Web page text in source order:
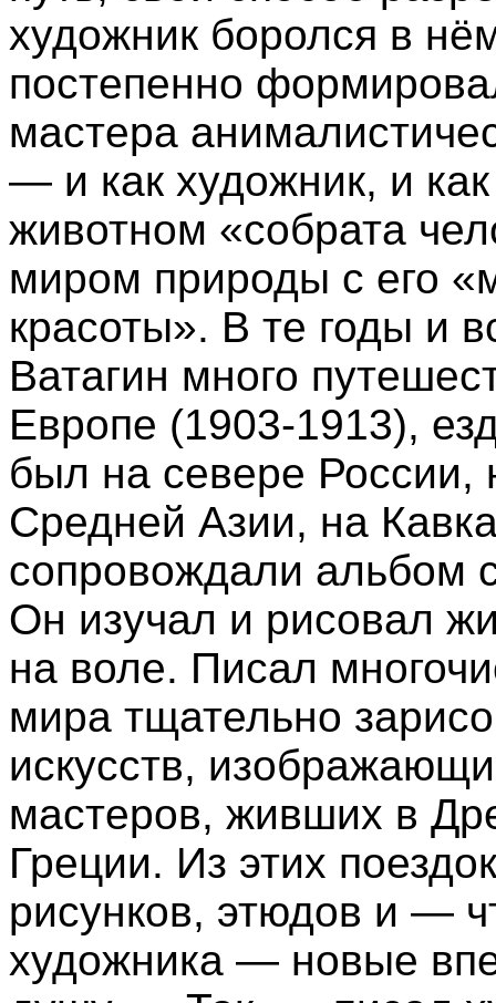
художник боролся в
постепенно
мастера
— и как художник, и
животном «собрата
миром природы с его
красоты». В те годы и
Ватагин много
Европе (1903-1913),
был на севере России,
Средней Азии, на
сопровождали альбом
Он изучал и рисовал
на воле. Писал
мира тщательно
искусств,
мастеров, живших в
Греции. Из этих
рисунков, этюдов и —
художника — новые